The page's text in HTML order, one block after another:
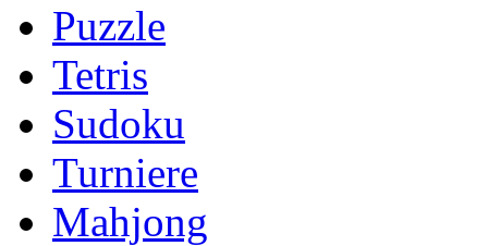
Puzzle
Tetris
Sudoku
Turniere
Mahjong